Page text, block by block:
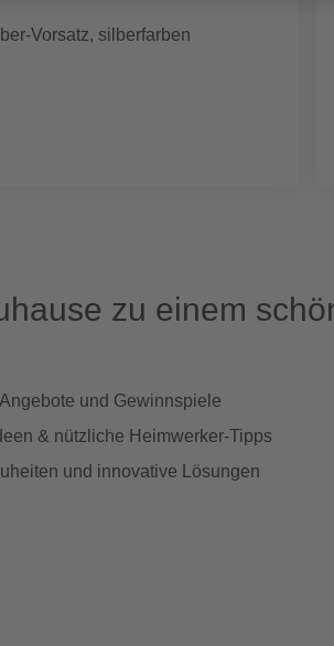
Vorsatz, silberfarben
zu einem
und Gewinnspiele
& nützliche Heimwerker-Tipps
und innovative Lösungen